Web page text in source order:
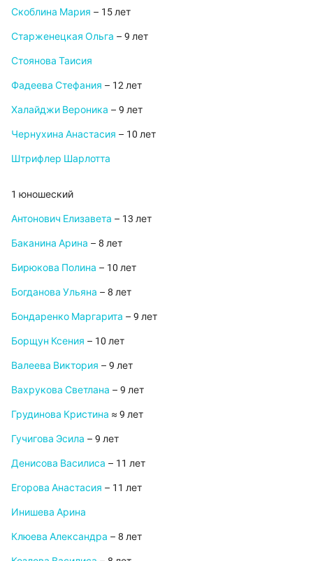
Скоблина Мария – 15 лет
Старженецкая Ольга – 9 лет
Стоянова Таисия
Фадеева Стефания – 12 лет
Халайджи Вероника – 9 лет
Чернухина Анастасия – 10 лет
Штрифлер Шарлотта
1 юношеский
Антонович Елизавета – 13 лет
Баканина Арина – 8 лет
Бирюкова Полина – 10 лет
Богданова Ульяна – 8 лет
Бондаренко Маргарита – 9 лет
Борщун Ксения – 10 лет
Валеева Виктория – 9 лет
Вахрукова Светлана – 9 лет
Грудинова Кристина ≈ 9 лет
Гучигова Эсила – 9 лет
Денисова Василиса – 11 лет
Егорова Анастасия – 11 лет
Инишева Арина
Клюева Александра – 8 лет